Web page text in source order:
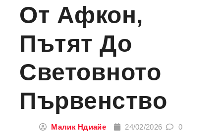
От Афкон,
Пътят До
Световното
Първенство
Малик Ндиайе 24/02/2026 0